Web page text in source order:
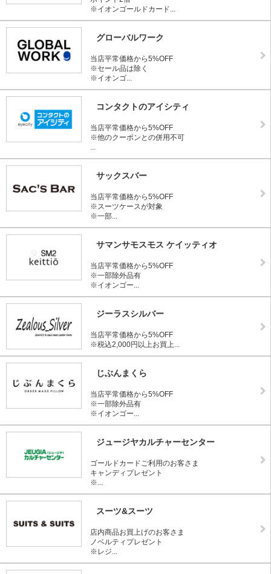
※イオンゴールドカード...
グローバルワーク
当店平常価格から5%OFF
※セール品は除く
※イオンゴ...
コンタクトのアイシティ
当店平常価格から5%OFF
※他のクーポンとの併用不可
...
サックスバー
当店平常価格から5%OFF
※スーツケースが対象
※一部...
サマンサモスモス ケイッティオ
当店平常価格から5%OFF
※一部除外品有
※イオンゴー...
ジーラスシルバー
当店平常価格から5%OFF
※税込2,000円以上お買上...
じぶんまくら
当店平常価格から5%OFF
※一部除外品有
※イオンゴー...
ジュージヤカルチャーセンター
ゴールドカードご利用のお客さま
キャンディプレゼント
※...
スーツ&スーツ
店内商品お買上げのお客さま
ノベルティプレゼント
※レジ...